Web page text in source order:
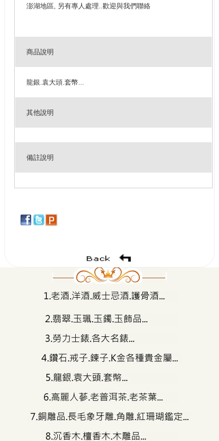
澎湖地區, 另有專人處理..歡迎與我們聯絡
商品說明
龍銀.袁大頭.套幣...
其他說明
備註說明